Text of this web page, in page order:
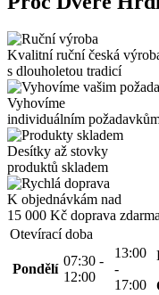
Kvalitní ruční česká
s dlouholetou tradicí
Vyhovíme
individuálním
Desítky až stovky
produktů skladem
K objednávkám nad
15 000 Kč doprava
Otevírací doba
Pondělí
07:30 -
12:00
13:00
-
17:00